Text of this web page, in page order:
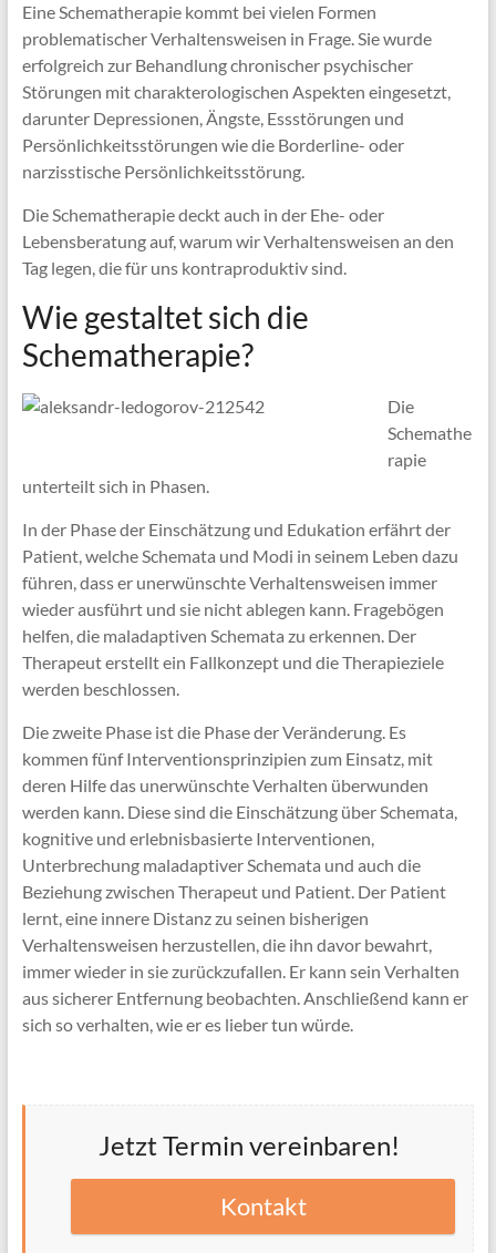
Eine Schematherapie kommt bei vielen Formen
problematischer Verhaltensweisen in Frage. Sie wurde
erfolgreich zur Behandlung chronischer psychischer
Störungen mit charakterologischen Aspekten eingesetzt,
darunter Depressionen, Ängste, Essstörungen und
Persönlichkeitsstörungen wie die Borderline- oder
narzisstische Persönlichkeitsstörung.
Die Schematherapie deckt auch in der Ehe- oder
Lebensberatung auf, warum wir Verhaltensweisen an den
Tag legen, die für uns kontraproduktiv sind.
Wie gestaltet sich die
Schematherapie?
Die
Schemathe
rapie
unterteilt sich in Phasen.
In der Phase der Einschätzung und Edukation erfährt der
Patient, welche Schemata und Modi in seinem Leben dazu
führen, dass er unerwünschte Verhaltensweisen immer
wieder ausführt und sie nicht ablegen kann. Fragebögen
helfen, die maladaptiven Schemata zu erkennen. Der
Therapeut erstellt ein Fallkonzept und die Therapieziele
werden beschlossen.
Die zweite Phase ist die Phase der Veränderung. Es
kommen fünf Interventionsprinzipien zum Einsatz, mit
deren Hilfe das unerwünschte Verhalten überwunden
werden kann. Diese sind die Einschätzung über Schemata,
kognitive und erlebnisbasierte Interventionen,
Unterbrechung maladaptiver Schemata und auch die
Beziehung zwischen Therapeut und Patient. Der Patient
lernt, eine innere Distanz zu seinen bisherigen
Verhaltensweisen herzustellen, die ihn davor bewahrt,
immer wieder in sie zurückzufallen. Er kann sein Verhalten
aus sicherer Entfernung beobachten. Anschließend kann er
sich so verhalten, wie er es lieber tun würde.
Jetzt Termin vereinbaren!
Kontakt